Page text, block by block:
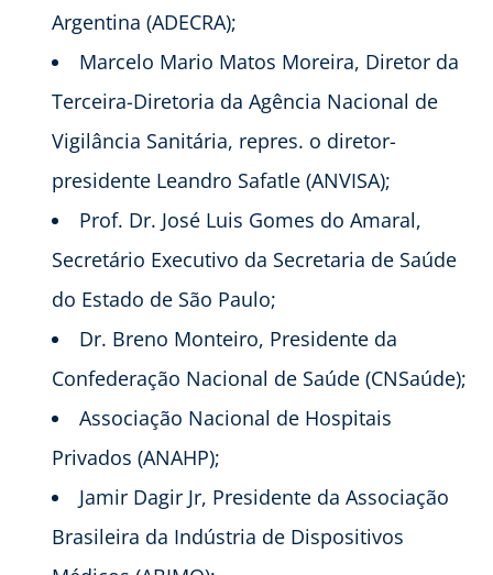
Argentina (ADECRA);
Marcelo Mario Matos Moreira, Diretor da
Terceira-Diretoria da Agência Nacional de
Vigilância Sanitária, repres. o diretor-
presidente Leandro Safatle (ANVISA);
Prof. Dr. José Luis Gomes do Amaral,
Secretário Executivo da Secretaria de Saúde
do Estado de São Paulo;
Dr. Breno Monteiro, Presidente da
Confederação Nacional de Saúde (CNSaúde);
Associação Nacional de Hospitais
Privados (ANAHP);
Jamir Dagir Jr, Presidente da Associação
Brasileira da Indústria de Dispositivos